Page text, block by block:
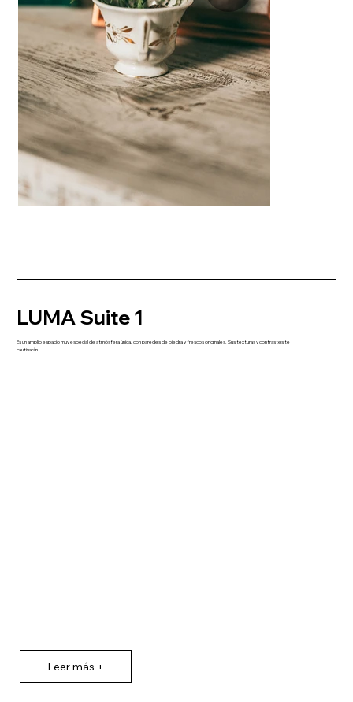
LUMA Suite 1
Es un amplio espacio muy especial de atmósfera única, con paredes de piedra y frescos originales. Sus texturas y contrastes te
cautivarán.
Leer más +